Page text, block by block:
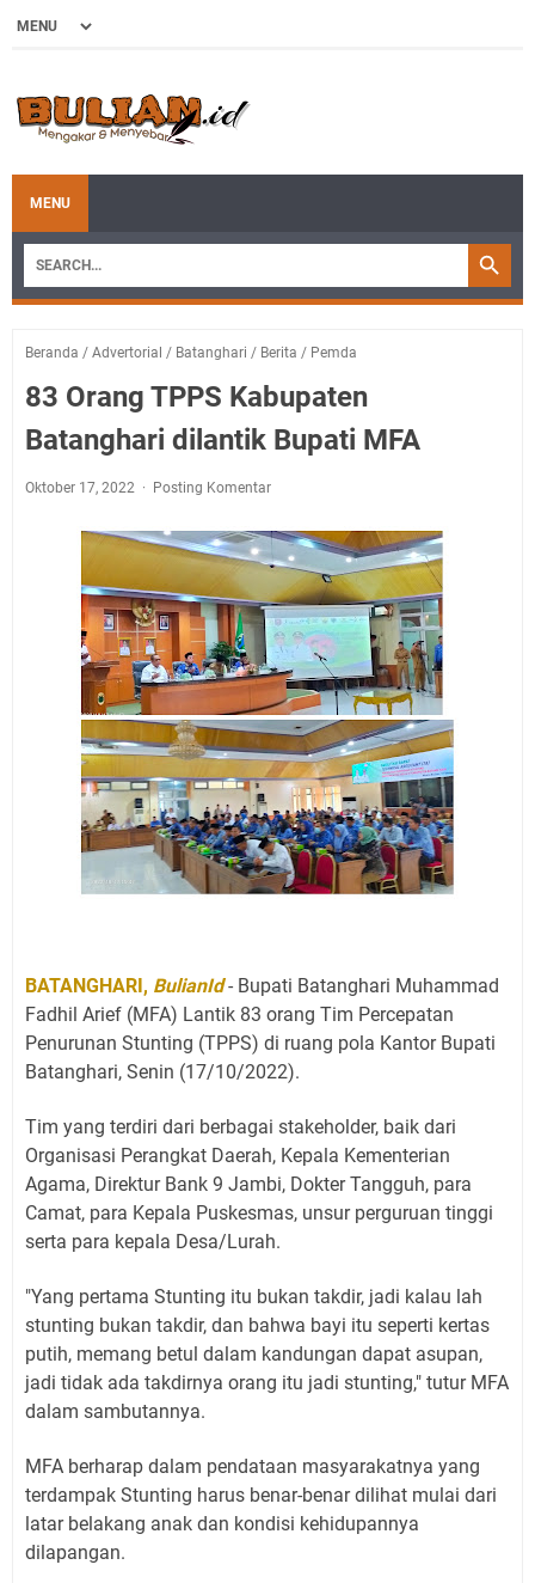
MENU
Beranda / Advertorial / Batanghari / Berita / Pemda
83 Orang TPPS Kabupaten
Batanghari dilantik Bupati MFA
Oktober 17, 2022 Posting Komentar
BATANGHARI, BulianId- Bupati Batanghari Muhammad
Fadhil Arief (MFA) Lantik 83 orang Tim Percepatan
Penurunan Stunting (TPPS) di ruang pola Kantor Bupati
Batanghari, Senin (17/10/2022).
Tim yang terdiri dari berbagai stakeholder, baik dari
Organisasi Perangkat Daerah, Kepala Kementerian
Agama, Direktur Bank 9 Jambi, Dokter Tangguh, para
Camat, para Kepala Puskesmas, unsur perguruan tinggi
serta para kepala Desa/Lurah.
"Yang pertama Stunting itu bukan takdir, jadi kalau lah
stunting bukan takdir, dan bahwa bayi itu seperti kertas
putih, memang betul dalam kandungan dapat asupan,
jadi tidak ada takdirnya orang itu jadi stunting," tutur MFA
dalam sambutannya.
MFA berharap dalam pendataan masyarakatnya yang
terdampak Stunting harus benar-benar dilihat mulai dari
latar belakang anak dan kondisi kehidupannya
dilapangan.